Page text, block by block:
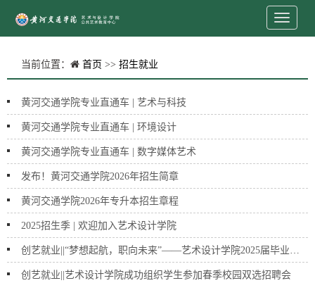
当前位置： 首页 >> 招生就业
黄河交通学院专业直通车 | 艺术与科技
黄河交通学院专业直通车 | 环境设计
黄河交通学院专业直通车 | 数字媒体艺术
发布！黄河交通学院2026年招生简章
黄河交通学院2026年专升本招生章程
2025招生季 | 欢迎加入艺术设计学院
创艺就业||“梦想起航，职向未来”——艺术设计学院2025届毕业生就业双选会圆满落幕
创艺就业||艺术设计学院成功组织学生参加春季校园双选招聘会